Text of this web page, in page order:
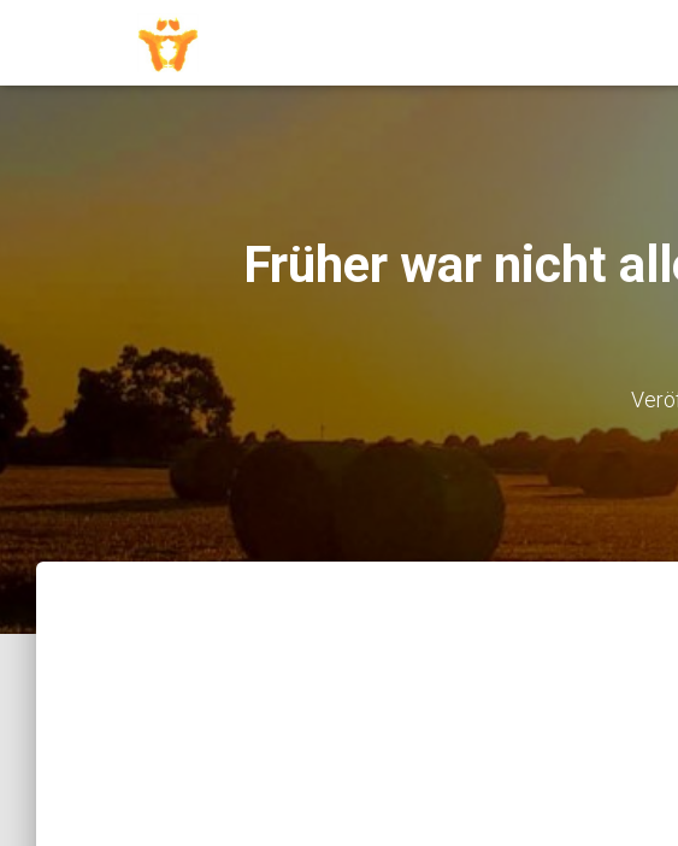
Früher war nicht